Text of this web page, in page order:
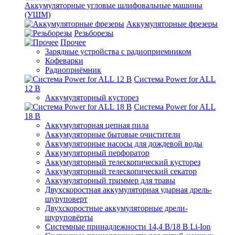
Аккумуляторные угловые шлифовальные машины
(УШМ)
Аккумуляторные фрезеры
Резьборезы
Прочее
Зарядные устройства с радиоприемником
Кофеварки
Радиоприёмник
Система Power for ALL
12 В
Аккумуляторный кусторез
Система Power for ALL
18 В
Аккумуляторная цепная пила
Аккумуляторные бытовые очистители
Аккумуляторные насосы для дождевой воды
Аккумуляторный перфоратор
Аккумуляторный телескопический кусторез
Аккумуляторный телескопический секатор
Аккумуляторный триммер для травы
Двухскоростная аккумуляторная ударная дрель-
шуруповерт
Двухскоростные аккумуляторные дрели-
шуруповёрты
Системные принадлежности 14,4 В/18 В Li-Ion